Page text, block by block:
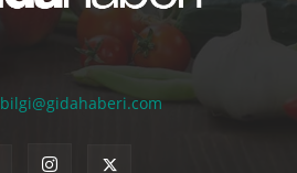
bilgi@gidahaberi.com